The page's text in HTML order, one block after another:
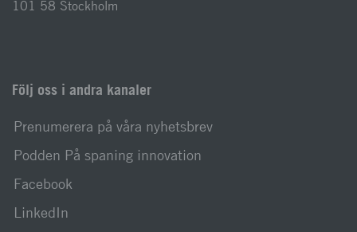
101 58 Stockholm
Följ oss i andra kanaler
Prenumerera på våra nyhetsbrev
Podden På spaning innovation
Facebook
LinkedIn